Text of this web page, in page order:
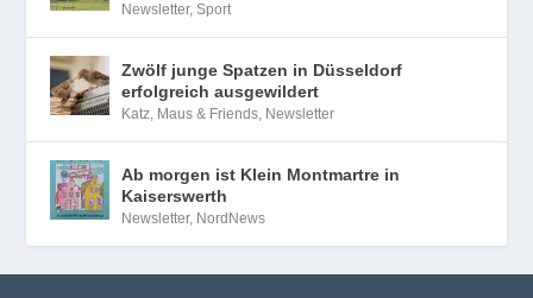
Newsletter,Sport
Zwölf junge Spatzen in Düsseldorf
erfolgreich ausgewildert
Katz, Maus & Friends Newsletter
Ab morgen ist Klein Montmartre in
Kaiserswerth
Newsletter, NordNews